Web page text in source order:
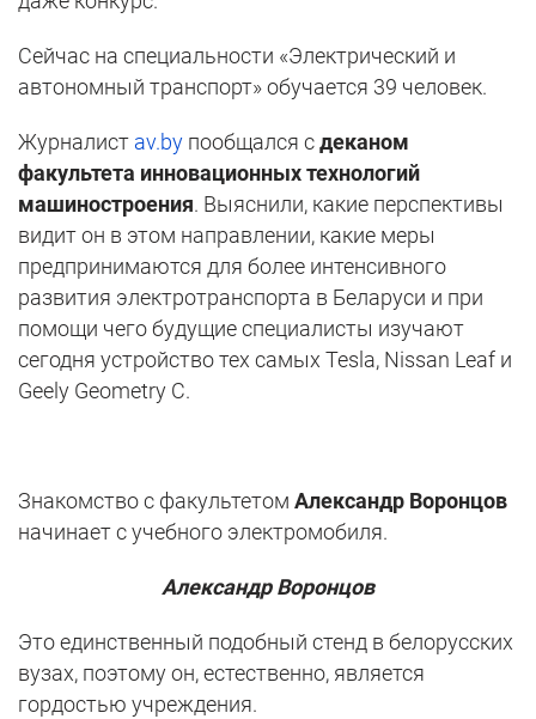
Сейчас на специальности «Электрический и
автономный транспорт» обучается 39 человек.
Журналист av.by пообщался сдеканом
факультета инновационных технологий
машиностроения. Выяснили, какие перспективы
видит он в этом направлении, какие меры
предпринимаются для более интенсивного
развития электротранспорта в Беларуси и при
помощи чего будущие специалисты изучают
сегодня устройство тех самых Tesla, Nissan Leaf и
Geely Geometry C.
Знакомство с факультетом Александр Воронцов
начинает с учебного электромобиля.
Александр Воронцов
Это единственный подобный стенд в белорусских
вузах, поэтому он, естественно, является
гордостью учреждения.